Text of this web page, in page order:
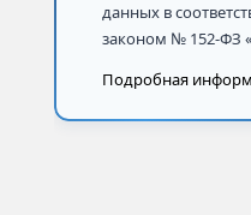
данных в
законом № 152-ФЗ
Подробная